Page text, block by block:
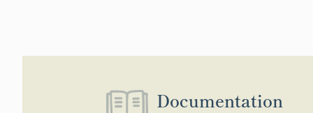
Documentation